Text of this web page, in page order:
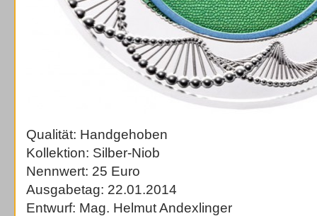
Qualität: Handgehoben
Kollektion: Silber-Niob
Nennwert: 25 Euro
Ausgabetag: 22.01.2014
Entwurf: Mag. Helmut Andexlinger